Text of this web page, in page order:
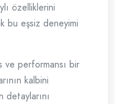
özelliklerini
bu eşsiz deneyimi
performansı bir
kalbini